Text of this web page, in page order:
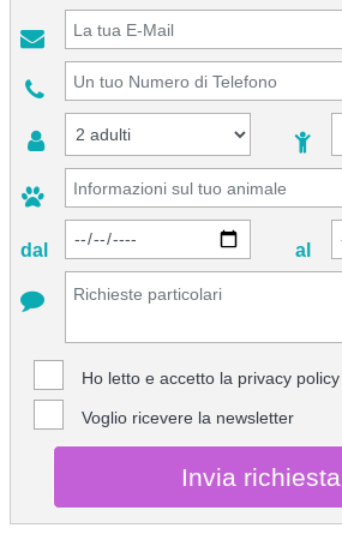
dal al
Ho letto e accetto la privacy policy
Voglio ricevere la newsletter
Invia richiesta